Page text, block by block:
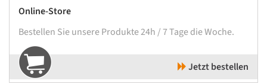
Online-Store
Bestellen Sie unsere Produkte 24h / 7 Tage die Woche.
Jetzt bestellen